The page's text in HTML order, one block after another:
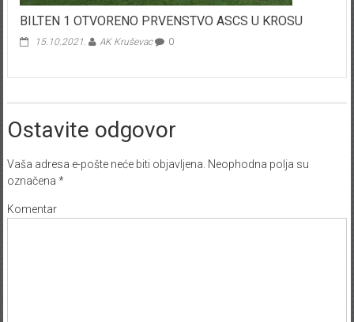
BILTEN 1 OTVORENO PRVENSTVO ASCS U KROSU
15.10.2021. AK Kruševac 0
Ostavite odgovor
Vaša adresa e-pošte neće biti objavljena. Neophodna polja su
označena *
Komentar